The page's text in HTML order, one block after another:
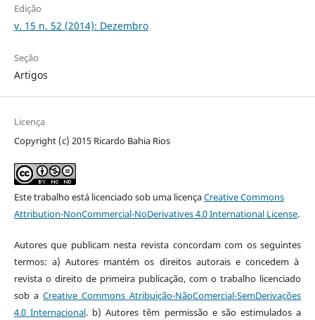
Edição
v. 15 n. 52 (2014): Dezembro
Seção
Artigos
Licença
Copyright (c) 2015 Ricardo Bahia Rios
Este trabalho está licenciado sob uma licençaCreative Commons
Attribution-NonCommercial-NoDerivatives 4.0 International License.
Autores que publicam nesta revista concordam com os seguintes
termos: a) Autores mantém os direitos autorais e concedem à
revista o direito de primeira publicação, com o trabalho licenciado
sob a Creative Commons Atribuição-NãoComercial-SemDerivações
4.0 Internacional. b) Autores têm permissão e são estimulados a